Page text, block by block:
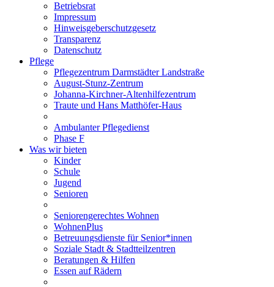
Betriebsrat
Impressum
Hinweisgeberschutzgesetz
Transparenz
Datenschutz
Pflege
Pflegezentrum Darmstädter Landstraße
August-Stunz-Zentrum
Johanna-Kirchner-Altenhilfezentrum
Traute und Hans Matthöfer-Haus
Ambulanter Pflegedienst
Phase F
Was wir bieten
Kinder
Schule
Jugend
Senioren
Seniorengerechtes Wohnen
WohnenPlus
Betreuungsdienste für Senior*innen
Soziale Stadt & Stadtteilzentren
Beratungen & Hilfen
Essen auf Rädern